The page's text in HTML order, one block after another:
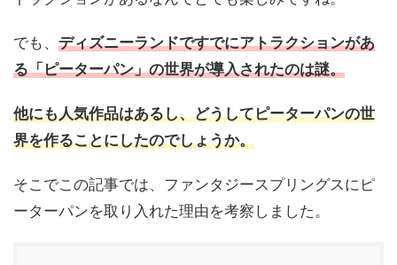
でも、 ディズニーランドですでにアトラクションがあ
る「ピーターパン」の世界が導入されたのは謎。
他にも人気作品はあるし、どうしてピーターパンの世
界を作ることにしたのでしょうか。
そこでこの記事では、ファンタジースプリングスにピ
ーターパンを取り入れた理由を考察しました。